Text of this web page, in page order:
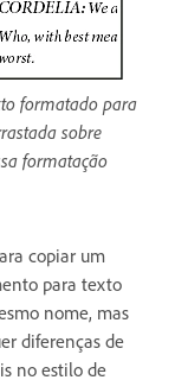
formatado para
sobre
formatação
copiar um
para texto
nome, mas
diferenças de
no estilo de